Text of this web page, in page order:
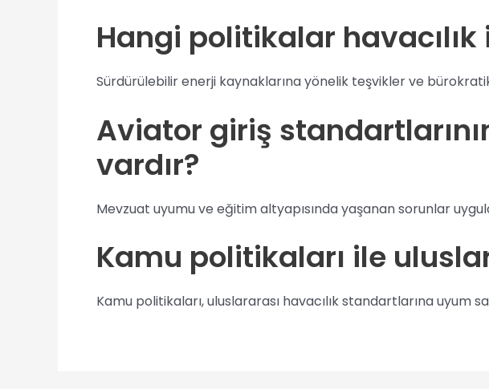
Hangi politikalar
Sürdürülebilir enerji kaynaklarına yönelik teşvikler ve
Aviator giriş
vardır?
Mevzuat uyumu ve eğitim altyapısında yaşanan sorunlar
Kamu politikaları ile
Kamu politikaları, uluslararası havacılık standartlarına